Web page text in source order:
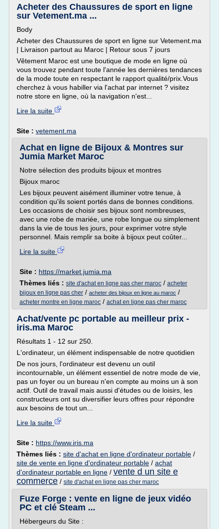
Acheter des Chaussures de sport en ligne
sur Vetement.ma ...
Body
Acheter des Chaussures de sport en ligne sur Vetement.ma
| Livraison partout au Maroc | Retour sous 7 jours
Vêtement Maroc est une boutique de mode en ligne où
vous trouvez pendant toute l'année les dernières tendances
de la mode toute en respectant le rapport qualité/prix.Vous
cherchez à vous habiller via l'achat par internet ? visitez
notre store en ligne, où la navigation n'est...
Lire la suite
Site : vetement.ma
Achat en ligne de Bijoux & Montres sur
Jumia Market Maroc
Notre sélection des produits bijoux et montres
Bijoux maroc
Les bijoux peuvent aisément illuminer votre tenue, à
condition qu'ils soient portés dans de bonnes conditions.
Les occasions de choisir ses bijoux sont nombreuses,
avec une robe de mariée, une robe longue ou simplement
dans la vie de tous les jours, pour exprimer votre style
personnel. Mais remplir sa boite à bijoux peut coûter...
Lire la suite
Site : https://market.jumia.ma
Thèmes liés : site d'achat en ligne pas cher maroc / acheter
bijoux en ligne pas cher / acheter des bijoux en ligne au maroc /
acheter montre en ligne maroc / achat en ligne pas cher maroc
Achat/vente pc portable au meilleur prix -
iris.ma Maroc
Résultats 1 - 12 sur 250.
L'ordinateur, un élément indispensable de notre quotidien
De nos jours, l'ordinateur est devenu un outil
incontournable, un élément essentiel de notre mode de vie,
pas un foyer ou un bureau n'en compte au moins un à son
actif. Outil de travail mais aussi d'études ou de loisirs, les
constructeurs ont su diversifier leurs offres pour répondre
aux besoins de tout un...
Lire la suite
Site : https://www.iris.ma
Thèmes liés : site d'achat en ligne d'ordinateur portable /
site de vente en ligne d'ordinateur portable / achat
d'ordinateur portable en ligne / vente d un site e
commerce / site d'achat en ligne pas cher maroc
Fuze Forge : vente en ligne de jeux vidéo
PC et clé Steam ...
Hébergeurs du Site :